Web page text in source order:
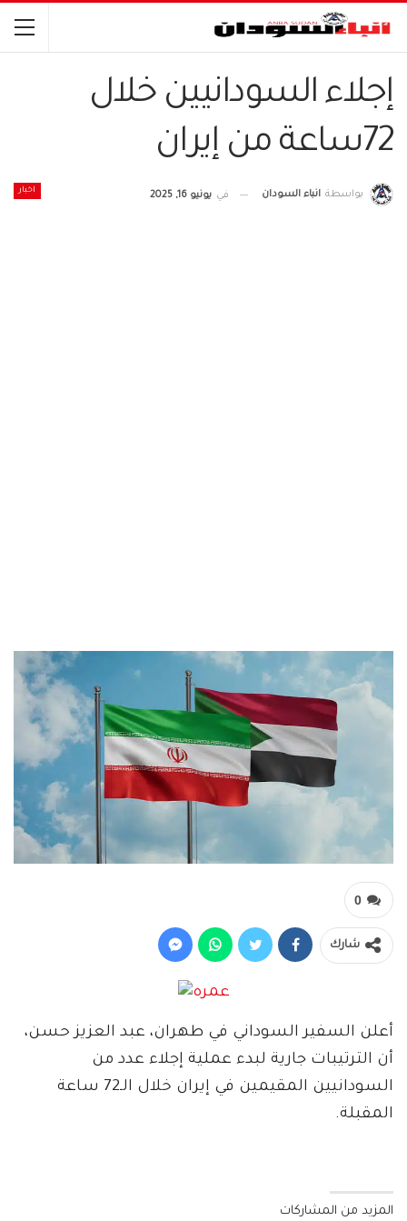
إجلاء السودانيين خلال
72ساعة من إيران
اخبار بواسطة انباء السودان في يونيو 16, 2025
0
شارك
أعلن السفير السوداني في طهران، عبد العزيز حسن،
أن الترتيبات جارية لبدء عملية إجلاء عدد من
السودانيين المقيمين في إيران خلال الـ72 ساعة
المقبلة.
المزيد من المشاركات